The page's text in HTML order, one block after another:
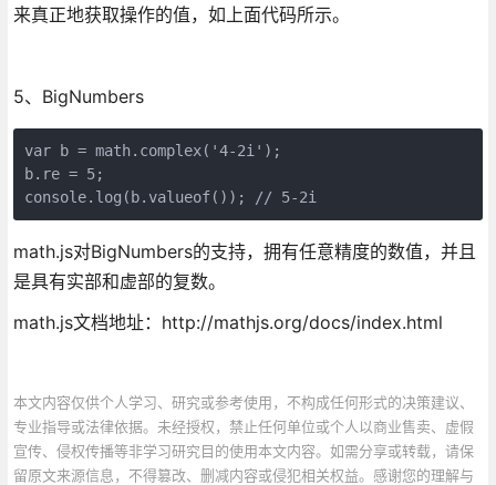
来真正地获取操作的值，如上面代码所示。
5、BigNumbers
var b = math.complex('4-2i');
b.re = 5;
console.log(b.valueof()); // 5-2i
math.js对BigNumbers的支持，拥有任意精度的数值，并且
是具有实部和虚部的复数。
math.js文档地址：http://mathjs.org/docs/index.html
本文内容仅供个人学习、研究或参考使用，不构成任何形式的决策建议、
专业指导或法律依据。未经授权，禁止任何单位或个人以商业售卖、虚假
宣传、侵权传播等非学习研究目的使用本文内容。如需分享或转载，请保
留原文来源信息，不得篡改、删减内容或侵犯相关权益。感谢您的理解与